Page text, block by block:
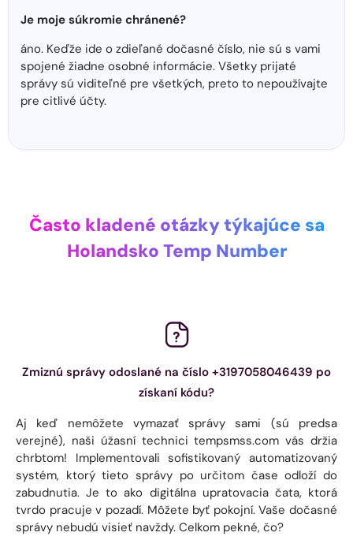
Je moje súkromie chránené?
áno. Keďže ide o zdieľané dočasné číslo, nie sú s vami
spojené žiadne osobné informácie. Všetky prijaté
správy sú viditeľné pre všetkých, preto to nepoužívajte
pre citlivé účty.
Často kladené otázky týkajúce sa
Holandsko Temp Number
Zmiznú správy odoslané na číslo +3197058046439 po
získaní kódu?
Aj keď nemôžete vymazať správy sami (sú predsa
verejné), naši úžasní technici tempsmss.com vás držia
chrbtom! Implementovali sofistikovaný automatizovaný
systém, ktorý tieto správy po určitom čase odloží do
zabudnutia. Je to ako digitálna upratovacia čata, ktorá
tvrdo pracuje v pozadí. Môžete byť pokojní. Vaše dočasné
správy nebudú visieť navždy. Celkom pekné, čo?